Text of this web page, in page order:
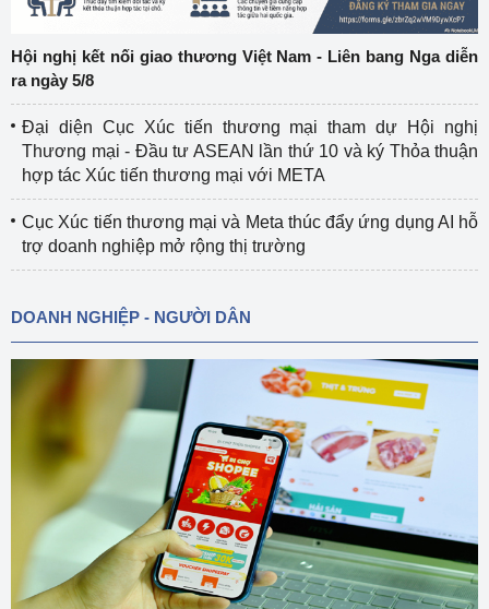
Hội nghị kết nối giao thương Việt Nam - Liên bang Nga diễn
ra ngày 5/8
Đại diện Cục Xúc tiến thương mại tham dự Hội nghị
Thương mại - Đầu tư ASEAN lần thứ 10 và ký Thỏa thuận
hợp tác Xúc tiến thương mại với META
Cục Xúc tiến thương mại và Meta thúc đẩy ứng dụng AI hỗ
trợ doanh nghiệp mở rộng thị trường
DOANH NGHIỆP - NGƯỜI DÂN